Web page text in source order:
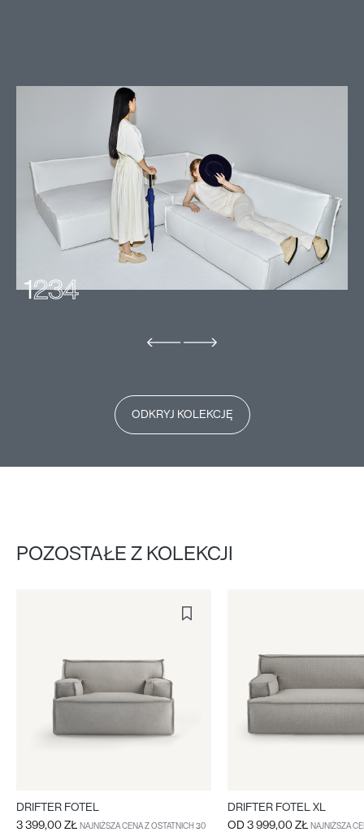
ODKRYJ KOLEKCJĘ
1234
POZOSTAŁE Z KOLEKCJI
DRIFTER FOTEL
3 399,00 ZŁ NAJNIŻSZA CENA Z OSTATNICH 30
DRIFTER FOTEL XL
OD 3 999,00 ZŁ NAJNIŻSZA